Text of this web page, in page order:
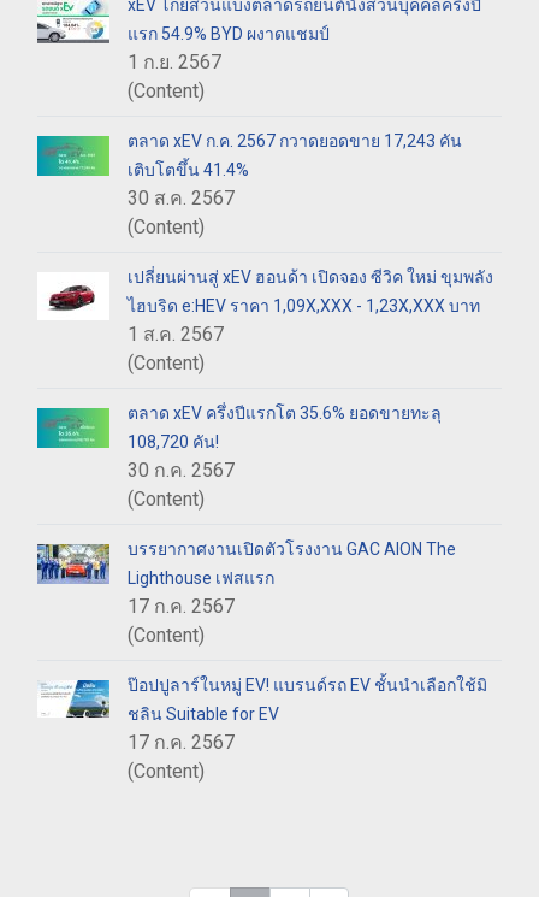
xEV โกยส่วนแบ่งตลาดรถยนต์นั่งส่วนบุคคลครึ่งปี
แรก 54.9% BYD ผงาดแชมป์
1 ก.ย. 2567
(Content)
ตลาด xEV ก.ค. 2567 กวาดยอดขาย 17,243 คัน
เติบโตขึ้น 41.4%
30 ส.ค. 2567
(Content)
เปลี่ยนผ่านสู่ xEV ฮอนด้า เปิดจอง ซีวิค ใหม่ ขุมพลัง
ไฮบริด e:HEV ราคา 1,09X,XXX - 1,23X,XXX บาท
1 ส.ค. 2567
(Content)
ตลาด xEV ครึ่งปีแรกโต 35.6% ยอดขายทะลุ
108,720 คัน!
30 ก.ค. 2567
(Content)
บรรยากาศงานเปิดตัวโรงงาน GAC AION The
Lighthouse เฟสแรก
17 ก.ค. 2567
(Content)
ป๊อปปูลาร์ในหมู่ EV! แบรนด์รถ EV ชั้นนำเลือกใช้มิ
ชลิน Suitable for EV
17 ก.ค. 2567
(Content)